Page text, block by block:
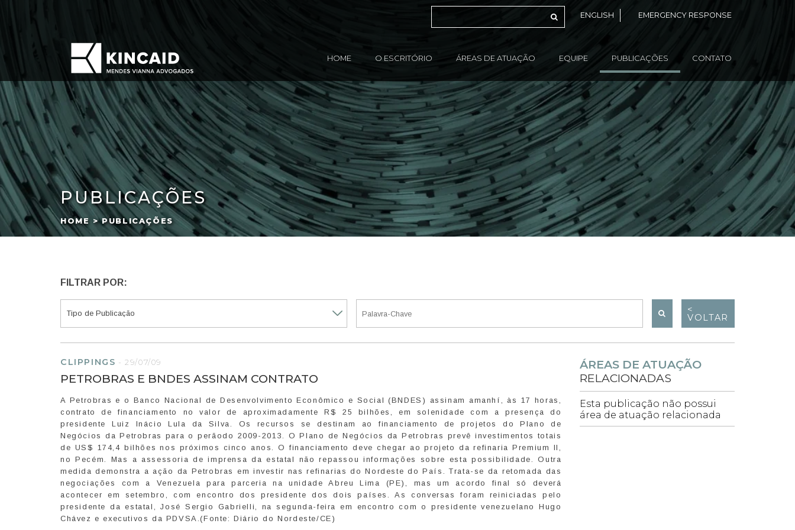
ENGLISH EMERGENCY RESPONSE
HOME O ESCRITÓRIO ÁREAS DE ATUAÇÃO EQUIPE PUBLICAÇÕES CONTATO
PUBLICAÇÕES
HOME > PUBLICAÇÕES
FILTRAR POR:
<
VOLTAR
CLIPPINGS -29/07/09
PETROBRAS E BNDES ASSINAM CONTRATO
A Petrobras e o Banco Nacional de Desenvolvimento Econômico e Social (BNDES) assinam amanhí, às 17 horas,
contrato de financiamento no valor de aproximadamente R$ 25 bilhões, em solenidade com a presença do
presidente Luiz Inácio Lula da Silva. Os recursos se destinam ao financiamento de projetos do Plano de
Negócios da Petrobras para o perãodo 2009-2013. O Plano de Negócios da Petrobras prevê investimentos totais
de US$ 174,4 bilhões nos próximos cinco anos. O financiamento deve chegar ao projeto da refinaria Premium II,
no Pecém. Mas a assessoria de imprensa da estatal não repassou informações sobre esta possibilidade. Outra
medida demonstra a ação da Petrobras em investir nas refinarias do Nordeste do País. Trata-se da retomada das
negociações com a Venezuela para parceria na unidade Abreu Lima (PE), mas um acordo final só deverá
acontecer em setembro, com encontro dos presidente dos dois países. As conversas foram reiniciadas pelo
presidente da estatal, José Sergio Gabrielli, na segunda-feira em encontro com o presidente venezuelano Hugo
Chávez e executivos da PDVSA.(Fonte: Diário do Nordeste/CE)
ÁREAS DE ATUAÇÃO
RELACIONADAS
Esta publicação não possui
área de atuação relacionada